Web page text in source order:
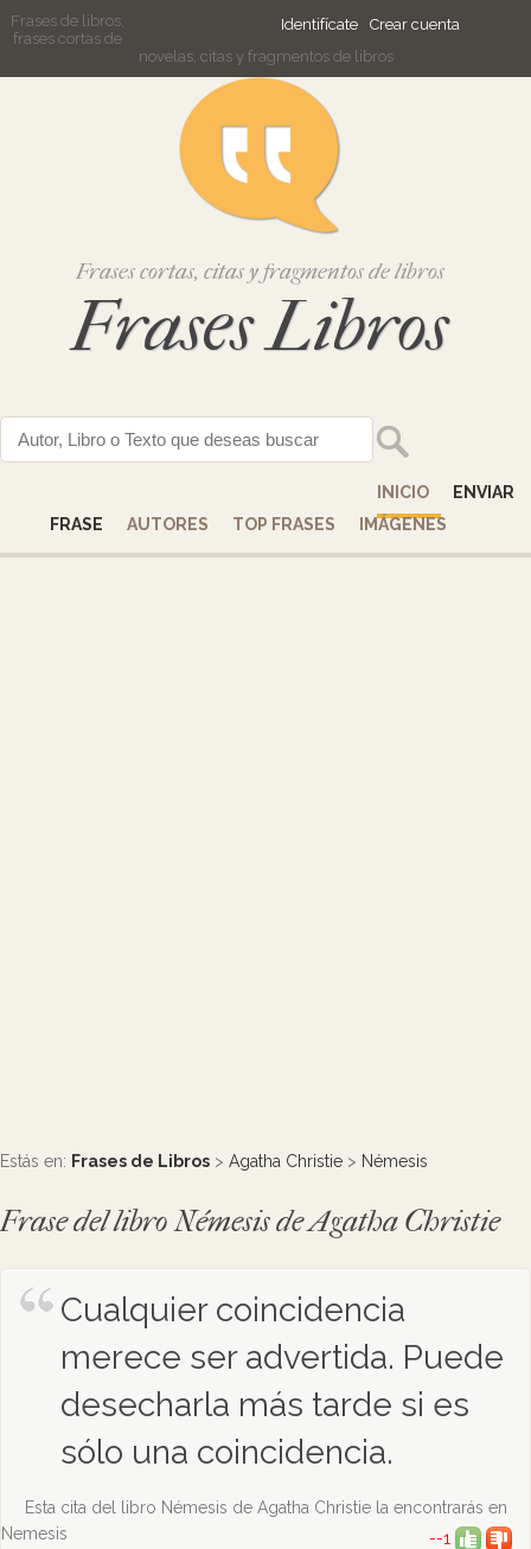
Identifícate Crear cuenta
Frases de libros,
frases cortas de
novelas, citas y fragmentos de libros
Frases cortas, citas y fragmentos de libros
Frases Libros
INICIO
ENVIAR
FRASE
AUTORES TOP FRASES IMÁGENES
Estás en: Frases de Libros > Agatha Christie > Némesis
Frase del libro Némesis de Agatha Christie
Cualquier coincidencia
merece ser advertida. Puede
desecharla más tarde si es
sólo una coincidencia.
Esta cita del libro Némesis de Agatha Christie la encontrarás en
Nemesis
--1